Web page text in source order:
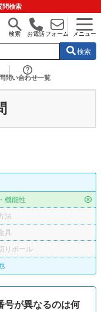
問検索
検索 お電話フォーム メニュー
検索
問い合わせ一覧
機能性
法
具
りポール
号が異なるのは何